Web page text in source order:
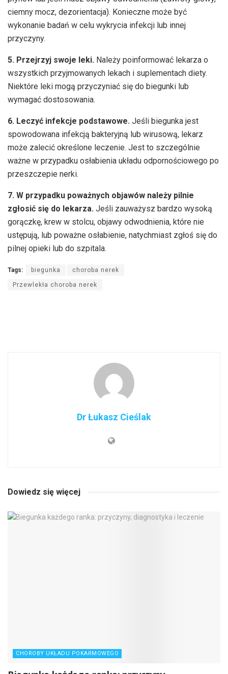
ciemny mocz, dezorientacja). Konieczne może być
wykonanie badań w celu wykrycia infekcji lub innej
przyczyny.
5. Przejrzyj swoje leki. Należy poinformować lekarza o
wszystkich przyjmowanych lekach i suplementach diety.
Niektóre leki mogą przyczyniać się do biegunki lub
wymagać dostosowania.
6. Leczyć infekcje podstawowe. Jeśli biegunka jest
spowodowana infekcją bakteryjną lub wirusową, lekarz
może zalecić określone leczenie. Jest to szczególnie
ważne w przypadku osłabienia układu odpornościowego po
przeszczepie nerki.
7. W przypadku poważnych objawów należy pilnie
zgłosić się do lekarza. Jeśli zauważysz bardzo wysoką
gorączkę, krew w stolcu, objawy odwodnienia, które nie
ustępują, lub poważne osłabienie, natychmiast zgłoś się do
pilnej opieki lub do szpitala.
Tags: biegunka choroba nerek
Przewlekła choroba nerek
Dr Łukasz Cieślak
Dowiedz się więcej
CHOROBY UKŁADU POKARMOWEGO